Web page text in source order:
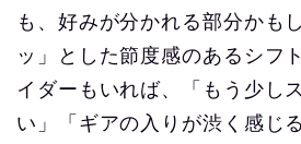
も、好みが分かれる部分かも
ッ」とした節度感のあるシフ
イダーもいれば、「もう少し
い」「ギアの入りが渋く感じ